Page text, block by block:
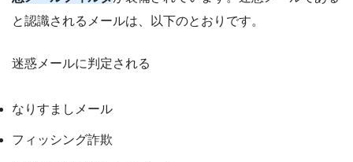
と認識されるメールは、以下のとおりです。
迷惑メールに判定される
なりすましメール
フィッシング詐欺